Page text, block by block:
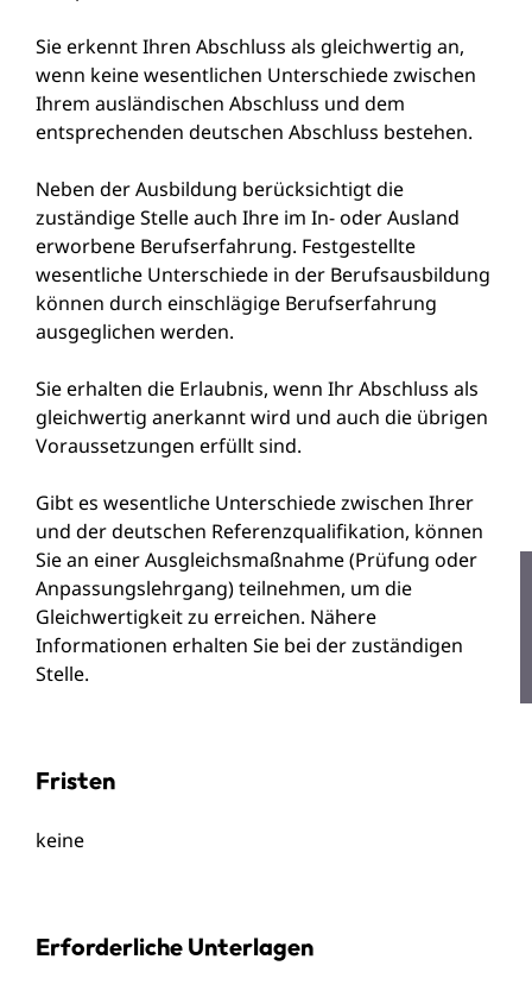
Sie erkennt Ihren Abschluss als gleichwertig an,
wenn keine wesentlichen Unterschiede zwischen
Ihrem ausländischen Abschluss und dem
entsprechenden deutschen Abschluss bestehen.
Neben der Ausbildung berücksichtigt die
zuständige Stelle auch Ihre im In- oder Ausland
erworbene Berufserfahrung. Festgestellte
wesentliche Unterschiede in der Berufsausbildung
können durch einschlägige Berufserfahrung
ausgeglichen werden.
Sie erhalten die Erlaubnis, wenn Ihr Abschluss als
gleichwertig anerkannt wird und auch die übrigen
Voraussetzungen erfüllt sind.
Gibt es wesentliche Unterschiede zwischen Ihrer
und der deutschen Referenzqualifikation, können
Sie an einer Ausgleichsmaßnahme (Prüfung oder
Anpassungslehrgang) teilnehmen, um die
Gleichwertigkeit zu erreichen. Nähere
Informationen erhalten Sie bei der zuständigen
Stelle.
Fristen
keine
Erforderliche Unterlagen